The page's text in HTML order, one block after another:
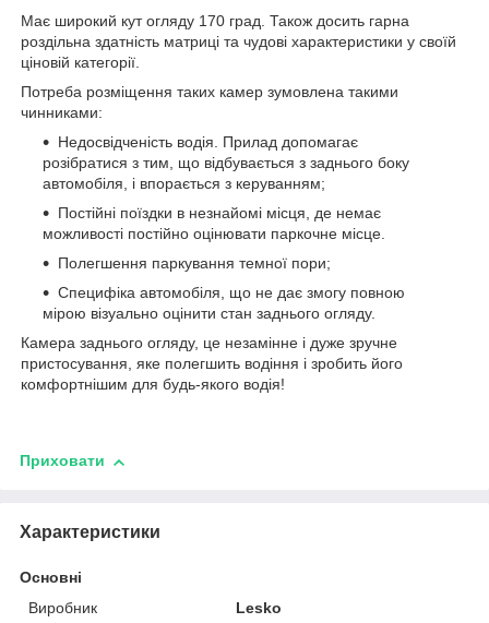
Має широкий кут огляду 170 град. Також досить гарна
роздільна здатність матриці та чудові характеристики у своїй
ціновій категорії.
Потреба розміщення таких камер зумовлена такими
чинниками:
Недосвідченість водія. Прилад допомагає
розібратися з тим, що відбувається з заднього боку
автомобіля, і впорається з керуванням;
Постійні поїздки в незнайомі місця, де немає
можливості постійно оцінювати паркочне місце.
Полегшення паркування темної пори;
Специфіка автомобіля, що не дає змогу повною
мірою візуально оцінити стан заднього огляду.
Камера заднього огляду, це незамінне і дуже зручне
пристосування, яке полегшить водіння і зробить його
комфортнішим для будь-якого водія!
Приховати
Характеристики
Основні
Виробник
Lesko